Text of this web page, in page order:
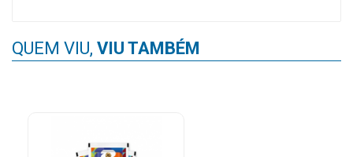
QUEM VIU, VIU TAMBÉM